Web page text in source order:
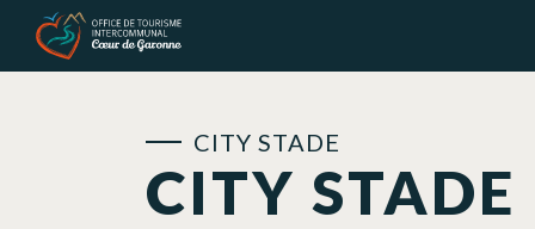
CITY STADE
CITY STADE
Cookies management panel